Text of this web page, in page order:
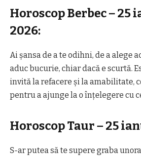
Horoscop Berbec – 25
2026:
Ai șansa de a te odihni, de a alege
aduc bucurie, chiar dacă e scurtă.
invită la refacere și la amabilitate,
pentru a ajunge la o înțelegere cu
Horoscop Taur – 25
S-ar putea să te supere graba